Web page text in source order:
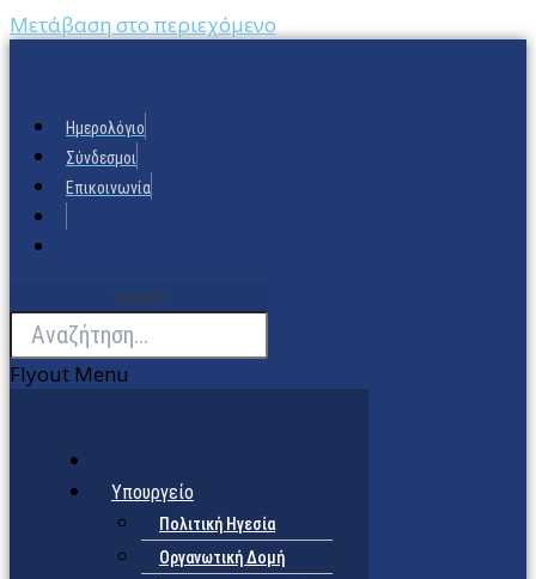
Μετάβαση στο περιεχόμενο
Ημερολόγιο
Σύνδεσμοι
Επικοινωνία
Search
Flyout Menu
Υπουργείο
Πολιτική Ηγεσία
Οργανωτική Δομή